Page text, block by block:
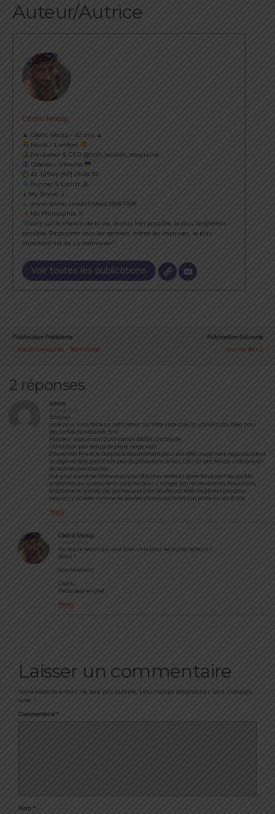
Auteur/Autrice
Cédric Masip
▲ Cédric Masip - 42 ans ▲
Marié - 1 enfant
Fondateur & CEO @trail_session_magazine
Odessa - Ukraine
⏱ 42.195km [RP] 2h46’52
Runner & Cyclist
⇣ My Strava ⇣
→ www.strava.com/athletes/18867396
Ma Philosophie
"Courir sur le chemin de la vie, le plus loin possible, le plus longtemps
possible. Emprunter tous les sentiers, même les impasses, le plus
important est de s’y (re)trouver".
Voir toutes les publications
Publication Précédente
Maud Combarieu - Team Hoka
Publication Suivante
Journey Bar
2 réponses
adam
4 février 2022
Bonjour,
Juste pour vous faire un petit retour sur cette veste que j’ai utilisé aussi bien pour
des sorties randonnée , trek.
Hauteur maximum d’utilisation 4800m d’altitude.
Utilisation par temps de pluie, neige, vent.
Elle est très fine et Je l’apprécie énormément pour son effet coupe vent, respirabilité et
sa légèreté (elle prend très peu de place dans le sac). Ceci dit par temps rude prévoir
de bonnes pré-couches.
Son plus que je ne retrouve pas sur d’autres vestes en gore-tex ce sont les poches
profondes au niveau de la poitrine pour y ranger barres de céréales, mouchoirs,
téléphone ou autres. Ces poches sont bien situées car elles ne gênent pas pour
pouvoir y accéder comme les poches classiques lorsqu’on porte un sac à dos.
Reply
Cédric Masip
5 février 2022
Au top ce retour qui sera bien utile pour les autres lecteurs !
Merci !
Sportivement,
Cédric
Rédacteur en chef
Reply
Laisser un commentaire
Votre adresse e-mail ne sera pas publiée. Les champs obligatoires sont indiqués
avec *
Commentaire *
Nom *